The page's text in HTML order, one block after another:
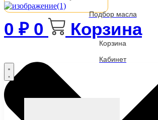
Подбор масла
0 ₽ 0 Корзина
Корзина
Кабинет